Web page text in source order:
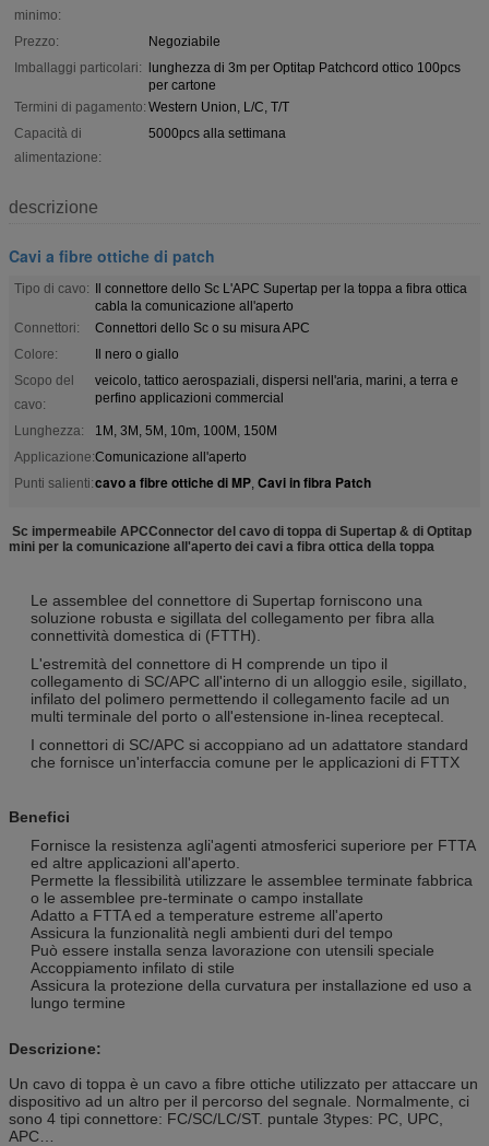
minimo:
Prezzo:
Negoziabile
Imballaggi particolari: lunghezza di 3m per Optitap Patchcord ottico 100pcs
per cartone
Termini di pagamento: Western Union, L/C, T/T
Capacità di
alimentazione:
5000pcs alla settimana
descrizione
Cavi a fibre ottiche di patch
Tipo di cavo: Il connettore dello Sc L'APC Supertap per la toppa a fibra ottica
cabla la comunicazione all'aperto
Connettori:
Connettori dello Sc o su misura APC
Colore:
Il nero o giallo
Scopo del
cavo:
veicolo, tattico aerospaziali, dispersi nell'aria, marini, a terra e
perfino applicazioni commercial
Lunghezza:
1M, 3M, 5M, 10m, 100M, 150M
Applicazione:Comunicazione all'aperto
Punti salienti:cavo a fibre ottiche di MP, Cavi in fibra Patch
Sc impermeabile APCConnector del cavo di toppa di Supertap & di Optitap
mini per la comunicazione all'aperto dei cavi a fibra ottica della toppa
Le assemblee del connettore di Supertap forniscono una
soluzione robusta e sigillata del collegamento per fibra alla
connettività domestica di (FTTH).
L'estremità del connettore di H comprende un tipo il
collegamento di SC/APC all'interno di un alloggio esile, sigillato,
infilato del polimero permettendo il collegamento facile ad un
multi terminale del porto o all'estensione in-linea receptecal.
I connettori di SC/APC si accoppiano ad un adattatore standard
che fornisce un'interfaccia comune per le applicazioni di FTTX
Benefici
Fornisce la resistenza agli'agenti atmosferici superiore per FTTA
ed altre applicazioni all'aperto.
Permette la flessibilità utilizzare le assemblee terminate fabbrica
o le assemblee pre-terminate o campo installate
Adatto a FTTA ed a temperature estreme all'aperto
Assicura la funzionalità negli ambienti duri del tempo
Può essere installa senza lavorazione con utensili speciale
Accoppiamento infilato di stile
Assicura la protezione della curvatura per installazione ed uso a
lungo termine
Descrizione:
Un cavo di toppa è un cavo a fibre ottiche utilizzato per attaccare un
dispositivo ad un altro per il percorso del segnale. Normalmente, ci
sono 4 tipi connettore: FC/SC/LC/ST. puntale 3types: PC, UPC,
APC…